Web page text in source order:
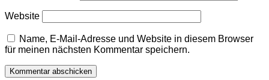
Website
Name, E-Mail-Adresse und Website in diesem Browser
für meinen nächsten Kommentar speichern.